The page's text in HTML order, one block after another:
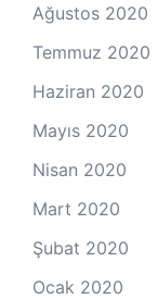
Ağustos 2020
Temmuz 2020
Haziran 2020
Mayıs 2020
Nisan 2020
Mart 2020
Şubat 2020
Ocak 2020